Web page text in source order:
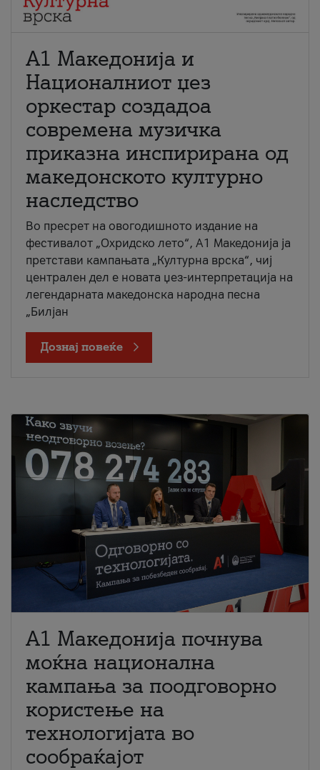
А1 Македонија и
Националниот џез
оркестар создадоа
современа музичка
приказна инспирирана од
македонското културно
наследство
Во пресрет на овогодишното издание на
фестивалот „Охридско лето“, А1 Македонија ја
претстави кампањата „Културна врска“, чиј
централен дел е новата џез-интерпретација на
легендарната македонска народна песна
„Билјан
Дознај повеќе
A1 Македонија почнува
моќна национална
кампања за поодговорно
користење на
технологијата во
сообраќајот